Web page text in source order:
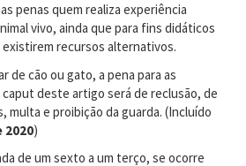
penas quem realiza experiência
vivo, ainda que para fins didáticos
recursos alternativos.
de cão ou gato, a pena para as
deste artigo será de reclusão, de
multa e proibição da guarda. (Incluído
2020)
de um sexto a um terço, se ocorre